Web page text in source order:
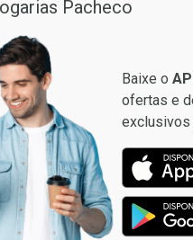
Pacheco
Baixe o
ofertas e
exclusivos